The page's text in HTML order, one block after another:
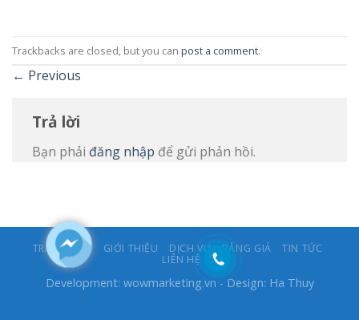
Trackbacks are closed, but you can post a comment.
← Previous
Trả lời
Bạn phải đăng nhập để gửi phản hồi.
TRANG CHỦ GIỚI THIỆU DỊCH VỤ BẢNG GIÁ
TIN TỨC
LIÊN HỆ
Development: wowmarketing.vn - Design: Ha Thuy